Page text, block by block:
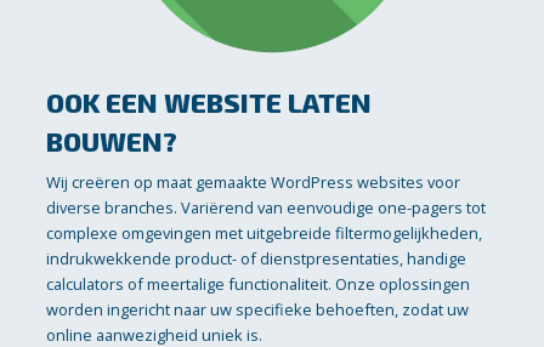
OOK EEN WEBSITE LATEN
BOUWEN?
Wij creëren op maat gemaakte WordPress websites voor
diverse branches. Variërend van eenvoudige one-pagers tot
complexe omgevingen met uitgebreide filtermogelijkheden,
indrukwekkende product- of dienstpresentaties, handige
calculators of meertalige functionaliteit. Onze oplossingen
worden ingericht naar uw specifieke behoeften, zodat uw
online aanwezigheid uniek is.